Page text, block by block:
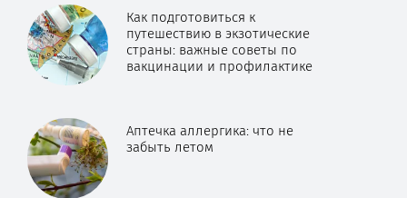
Как подготовиться к
путешествию в экзотические
страны: важные советы по
вакцинации и профилактике
Аптечка аллергика: что не
забыть летом